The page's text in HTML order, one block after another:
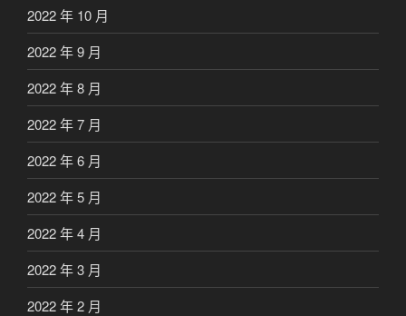
2022 年 10 月
2022 年 9 月
2022 年 8 月
2022 年 7 月
2022 年 6 月
2022 年 5 月
2022 年 4 月
2022 年 3 月
2022 年 2 月